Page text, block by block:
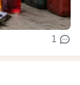
1